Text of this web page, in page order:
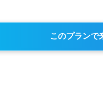
このプランで